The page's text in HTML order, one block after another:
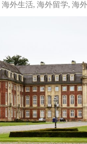
海外生活, 海外留学, 海